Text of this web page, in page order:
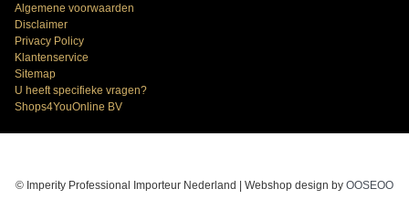
Algemene voorwaarden
Disclaimer
Privacy Policy
Klantenservice
Sitemap
U heeft specifieke vragen?
Shops4YouOnline BV
© Imperity Professional Importeur Nederland | Webshop design by OOSEOO